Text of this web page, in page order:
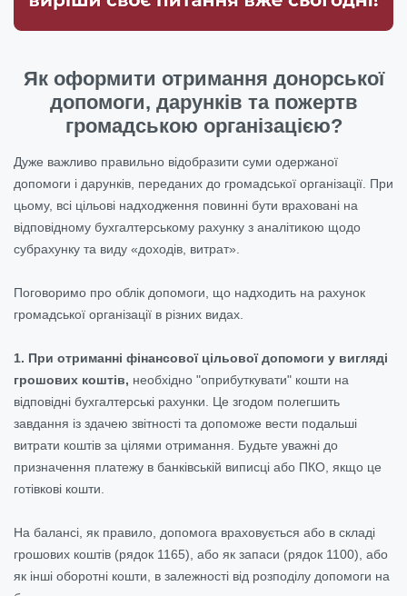
Як оформити отримання донорської
допомоги, дарунків та пожертв
громадською організацією?
Дуже важливо правильно відобразити суми одержаної
допомоги і дарунків, переданих до громадської організації. При
цьому, всі цільові надходження повинні бути враховані на
відповідному бухгалтерському рахунку з аналітикою щодо
субрахунку та виду «доходів, витрат».
Поговоримо про облік допомоги, що надходить на рахунок
громадської організації в різних видах.
1. При отриманні фінансової цільової допомоги у вигляді
грошових коштів, необхідно "оприбуткувати" кошти на
відповідні бухгалтерські рахунки. Це згодом полегшить
завдання із здачею звітності та допоможе вести подальші
витрати коштів за цілями отримання. Будьте уважні до
призначення платежу в банківській виписці або ПКО, якщо це
готівкові кошти.
На балансі, як правило, допомога враховується або в складі
грошових коштів (рядок 1165), або як запаси (рядок 1100), або
як інші оборотні кошти, в залежності від розподілу допомоги на